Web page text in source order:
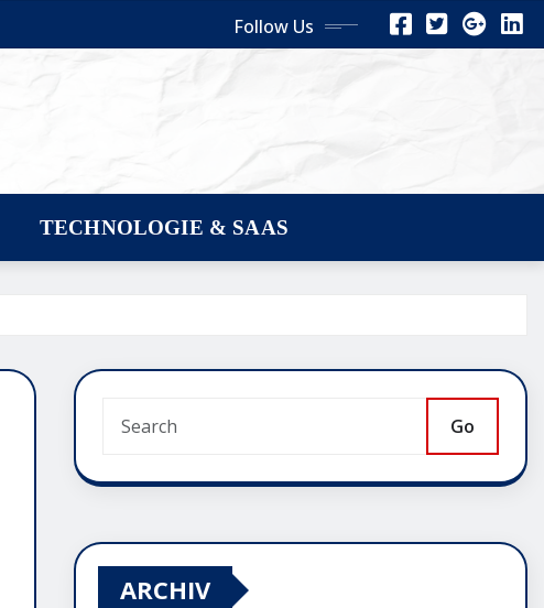
Follow Us
TECHNOLOGIE & SAAS
Go
ARCHIV